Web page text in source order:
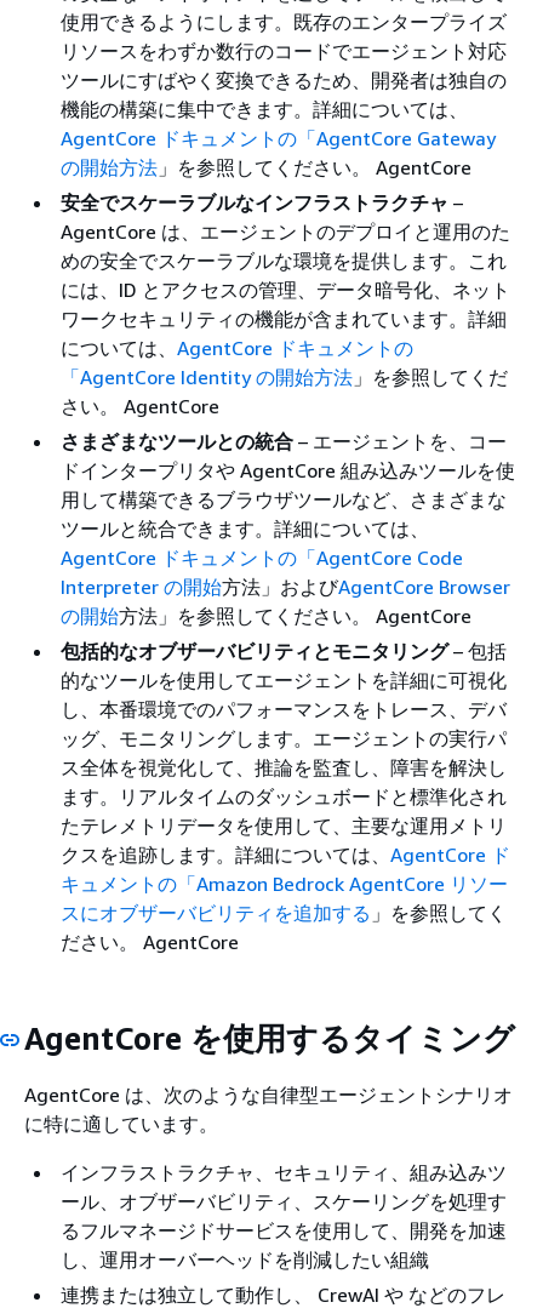
使用できるようにします。既存のエンタープライズ
リソースをわずか数行のコードでエージェント対応
ツールにすばやく変換できるため、開発者は独自の
機能の構築に集中できます。詳細については、
AgentCore ドキュメントの「AgentCore Gateway
の開始方法 」を参照してください。 AgentCore
安全でスケーラブルなインフラストラクチャ –
AgentCore は、エージェントのデプロイと運用のた
めの安全でスケーラブルな環境を提供します。これ
には、ID とアクセスの管理、データ暗号化、ネット
ワークセキュリティの機能が含まれています。詳細
については、 AgentCore ドキュメントの
「AgentCore Identity の開始方法 」を参照してくだ
さい。 AgentCore
さまざまなツールとの統合 – エージェントを、コー
ドインタープリタや AgentCore 組み込みツールを使
用して構築できるブラウザツールなど、さまざまな
ツールと統合できます。詳細については、
AgentCore ドキュメントの「AgentCore Code
Interpreter の開始方法」およびAgentCore Browser
の開始方法」を参照してください。 AgentCore
包括的なオブザーバビリティとモニタリング– 包括
的なツールを使用してエージェントを詳細に可視化
し、本番環境でのパフォーマンスをトレース、デバ
ッグ、モニタリングします。エージェントの実行パ
ス全体を視覚化して、推論を監査し、障害を解決し
ます。リアルタイムのダッシュボードと標準化され
たテレメトリデータを使用して、主要な運用メトリ
クスを追跡します。詳細については、 AgentCore ド
キュメントの「Amazon Bedrock AgentCore リソー
スにオブザーバビリティを追加する 」を参照してく
ださい。 AgentCore
AgentCore を使用するタイミング
AgentCore は、次のような自律型エージェントシナリオ
に特に適しています。
インフラストラクチャ、セキュリティ、組み込みツ
ール、オブザーバビリティ、スケーリングを処理す
るフルマネージドサービスを使用して、開発を加速
し、運用オーバーヘッドを削減したい組織
連携または独立して動作し、 CrewAI や などのフレ